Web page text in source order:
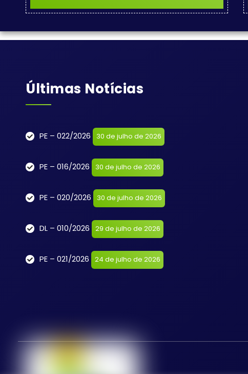
Últimas Notícias
PE – 022/2026 30 de julho de 2026
PE – 016/2026 30 de julho de 2026
PE – 020/2026 30 de julho de 2026
DL – 010/2026 29 de julho de 2026
PE – 021/2026 24 de julho de 2026